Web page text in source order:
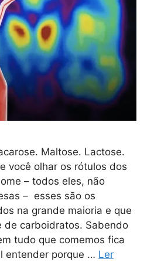
Maltose. Lactose.
você olhar os rótulos dos
– todos eles, não
– esses são os
na grande maioria e que
de carboidratos. Sabendo
tudo que comemos fica
entender porque … Ler